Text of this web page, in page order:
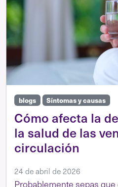
blogs Síntomas y causas
Cómo afecta la
la salud de las
circulación
24 de abril de 2026
Probablemente sepas